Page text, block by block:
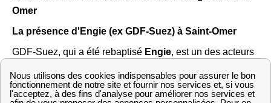
Omer
La présence d'Engie (ex GDF-Suez) à Saint-Omer
GDF-Suez, qui a été rebaptisé Engie, est un des acteurs
France et dans la ville de Saint-Omer (62500). Dans le
passé, l'association EDF GDF se partageait la direction